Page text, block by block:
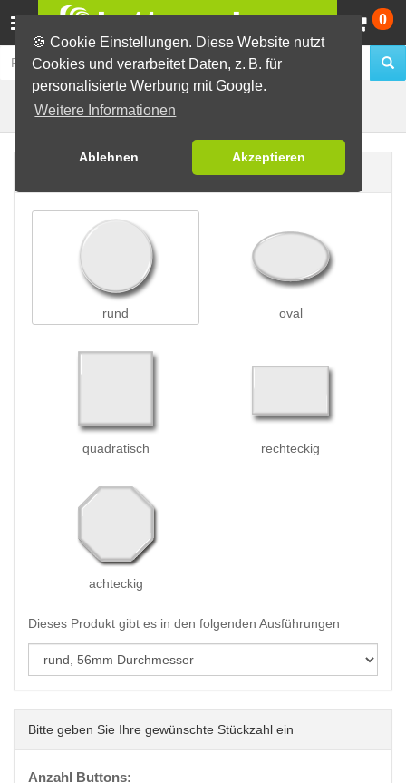
🍪 Cookie Einstellungen. Diese Website nutzt
Cookies und verarbeitet Daten, z. B. für
personalisierte Werbung mit Google.
Weitere Informationen
Ablehnen Akzeptieren
0
Buttons erstellen Nadelbuttons
rund oval
quadratisch rechteckig
achteckig
Dieses Produkt gibt es in den folgenden Ausführungen
Bitte geben Sie Ihre gewünschte Stückzahl ein
Anzahl Buttons: